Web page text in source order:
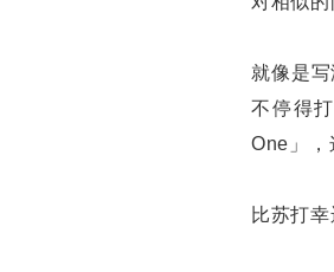
就像是
不停得
One」，
比苏打